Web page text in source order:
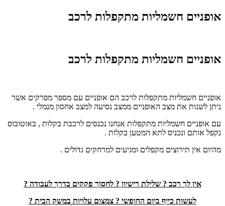
אופניים חשמליות מתקפלות לרכב
אופניים חשמליות מתקפלות לרכב
אופניים חשמליות מתקפלות לרכב הם אופניים עם מספר מפרקים אשר
ניתן לשנות את מצב האופניים ממצב נסיעה למצב אחסון מנמלי .
עם אופניים חשמליות מתקפלות אנחנו נכנסים לרכבת בקלות , באוטובוס
נקפל אותם ונכניס לתא המטען בקלות .
מהיום אין תירוצים מקפלים ומגיעים למרחקים גדולים .
אין לך רכב ? שלילת רישיון ? לחסוך פקקים בדרך לעבודה ?
לעשות כייף ביום החופשי ? צמצום עלויות במשק הבית ?